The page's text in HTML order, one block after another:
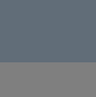
(English)